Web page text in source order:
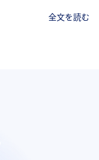
全文を読む